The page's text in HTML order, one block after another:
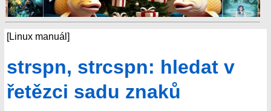
[Linux manuál]
strspn, strcspn: hledat v
řetězci sadu znaků